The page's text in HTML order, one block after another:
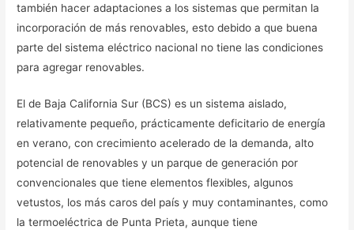
también hacer adaptaciones a los sistemas que permitan la
incorporación de más renovables, esto debido a que buena
parte del sistema eléctrico nacional no tiene las condiciones
para agregar renovables.
El de Baja California Sur (BCS) es un sistema aislado,
relativamente pequeño, prácticamente deficitario de energía
en verano, con crecimiento acelerado de la demanda, alto
potencial de renovables y un parque de generación por
convencionales que tiene elementos flexibles, algunos
vetustos, los más caros del país y muy contaminantes, como
la termoeléctrica de Punta Prieta, aunque tiene